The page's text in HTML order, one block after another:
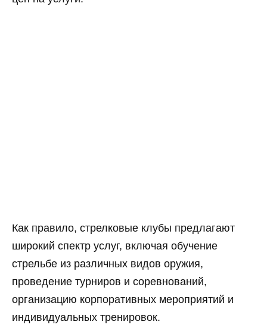
Как правило, стрелковые клубы предлагают
широкий спектр услуг, включая обучение
стрельбе из различных видов оружия,
проведение турниров и соревнований,
организацию корпоративных мероприятий и
индивидуальных тренировок.